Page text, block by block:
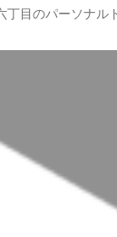
丁目のパーソナル